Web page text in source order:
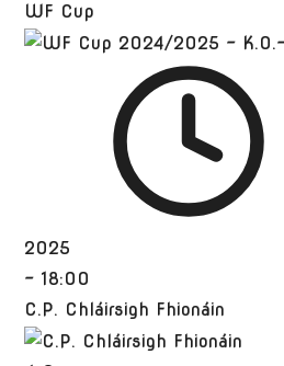
WF Cup
2025
- 18:00
C.P. Chláirsigh Fhionáin